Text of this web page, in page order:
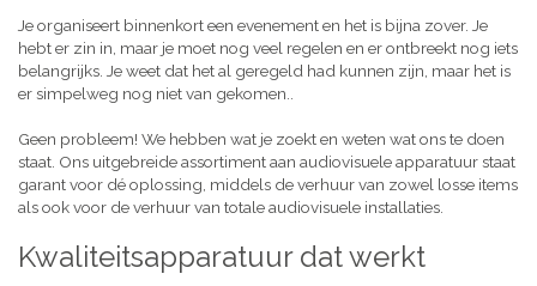
Je organiseert binnenkort een evenement en het is bijna zover. Je
hebt er zin in, maar je moet nog veel regelen en er ontbreekt nog iets
belangrijks. Je weet dat het al geregeld had kunnen zijn, maar het is
er simpelweg nog niet van gekomen..
Geen probleem! We hebben wat je zoekt en weten wat ons te doen
staat. Ons uitgebreide assortiment aan audiovisuele apparatuur staat
garant voor dé oplossing, middels de verhuur van zowel losse items
als ook voor de verhuur van totale audiovisuele installaties.
Kwaliteitsapparatuur dat werkt